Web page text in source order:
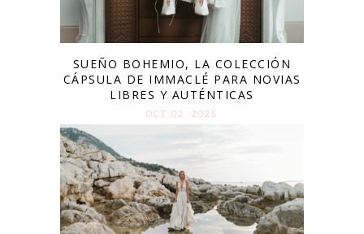
SUEÑO BOHEMIO, LA COLECCIÓN
CÁPSULA DE IMMACLÉ PARA NOVIAS
LIBRES Y AUTÉNTICAS
OCT 02. 2025